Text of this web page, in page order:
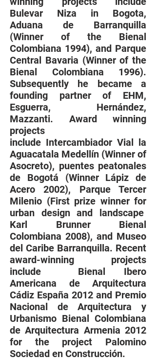
Bulevar Niza in Bogota,
Aduana de Barranquilla
(Winner of the Bienal
Colombiana 1994), and Parque
Central Bavaria (Winner of the
Bienal Colombiana 1996).
Subsequently he became a
founding partner of EHM,
Esguerra, Hernández,
Mazzanti. Award winning
projects
include Intercambiador Vial la
Aguacatala Medellín (Winner of
Asocreto), puentes peatonales
de Bogotá (Winner Lápiz de
Acero 2002), Parque Tercer
Milenio (First prize winner for
urban design and landscape
Karl Brunner Bienal
Colombiana 2008), and Museo
del Caribe Barranquilla. Recent
award-winning projects
include Bienal Ibero
Americana de Arquitectura
Cádiz España 2012 and Premio
Nacional de Arquitectura y
Urbanismo Bienal Colombiana
de Arquitectura Armenia 2012
for the project Palomino
Sociedad en Construcción.